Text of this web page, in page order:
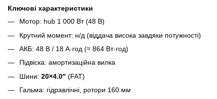
Ключові характеристики
Мотор: hub 1 000 Вт (48 В)
Крутний момент: н/д (віддача висока завдяки потужності)
АКБ: 48 В / 18 А·год (≈ 864 Вт·год)
Підвіска: амортизаційна вилка
Шини: 20×4.0″ (FAT)
Гальма: гідравлічні, ротори 160 мм